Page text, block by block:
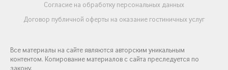
Согласие на обработку персональных данных
Договор публичной оферты на оказание гостиничных услуг
Все материалы на сайте являются авторским уникальным
контентом. Копирование материалов с сайта преследуется по
закону.